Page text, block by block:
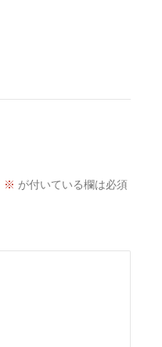
※ が付いている欄は必須